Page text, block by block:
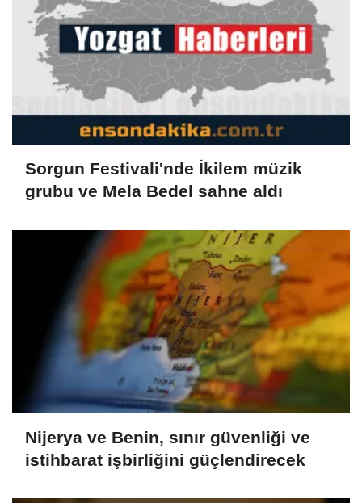
Sorgun Festivali'nde İkilem müzik
grubu ve Mela Bedel sahne aldı
Nijerya ve Benin, sınır güvenliği ve
istihbarat işbirliğini güçlendirecek